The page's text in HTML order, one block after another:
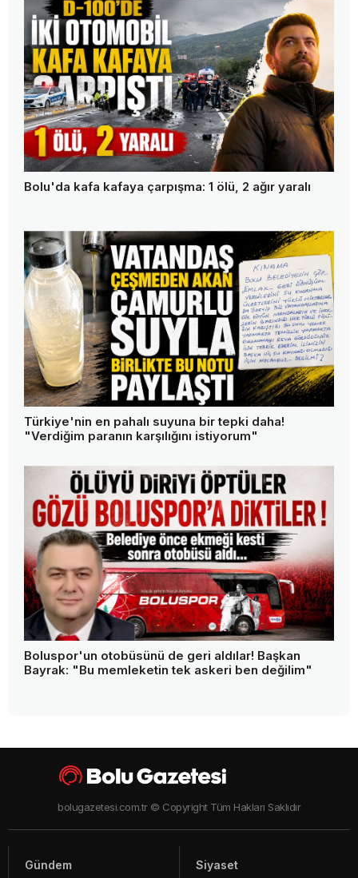
Bolu'da kafa kafaya çarpışma: 1 ölü, 2 ağır yaralı
Türkiye'nin en pahalı suyuna bir tepki daha!
"Verdiğim paranın karşılığını istiyorum"
Boluspor'un otobüsünü de geri aldılar! Başkan
Bayrak: "Bu memleketin tek askeri ben değilim"
bolugazetesi.com.tr © Copyright Tüm Hakları Saklıdır
Gündem Siyaset